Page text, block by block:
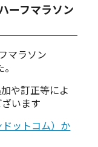
ーフマラソン
マラソン
や訂正等によ
います
ットコム）か